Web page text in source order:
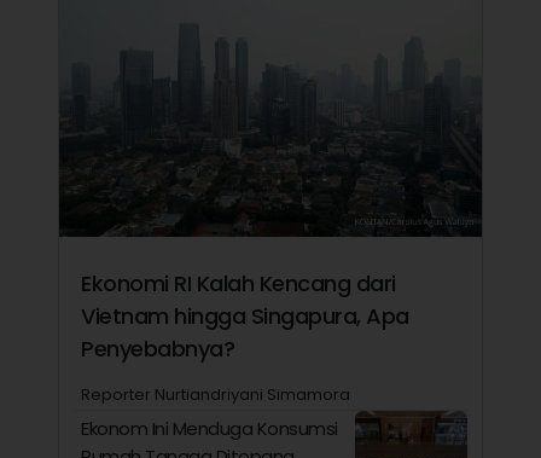
Ekonomi RI Kalah Kencang dari
Vietnam hingga Singapura, Apa
Penyebabnya?
Reporter Nurtiandriyani Simamora
Ekonom Ini Menduga Konsumsi